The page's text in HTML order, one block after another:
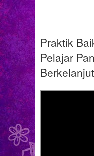
Praktik
Pelajar